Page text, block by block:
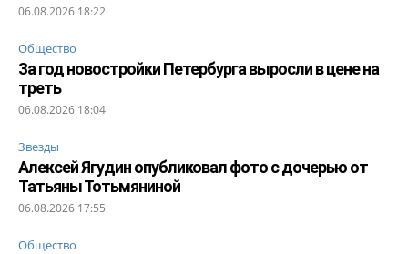
06.08.2026 18:22
Общество
За год новостройки Петербурга выросли в цене на
треть
06.08.2026 18:04
Звезды
Алексей Ягудин опубликовал фото с дочерью от
Татьяны Тотьмяниной
06.08.2026 17:55
Общество